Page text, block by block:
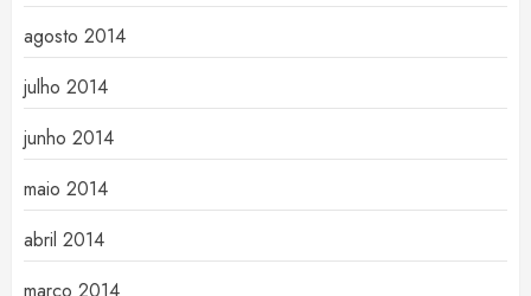
agosto 2014
julho 2014
junho 2014
maio 2014
abril 2014